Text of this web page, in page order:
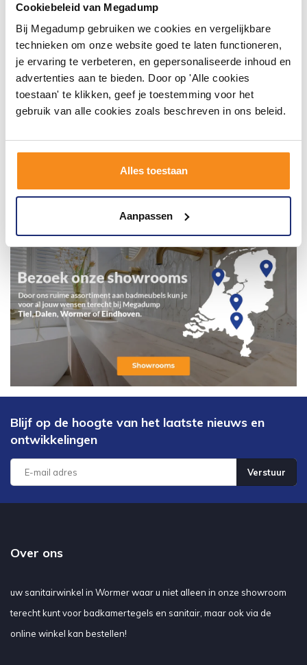
Cookiebeleid van Megadump
Bij Megadump gebruiken we cookies en vergelijkbare
technieken om onze website goed te laten functioneren,
je ervaring te verbeteren, en gepersonaliseerde inhoud en
advertenties aan te bieden. Door op 'Alle cookies
toestaan' te klikken, geef je toestemming voor het
gebruik van alle cookies zoals beschreven in ons beleid.
Alles toestaan
Aanpassen
badkamerstijlen. Doe je mee?
Blijf op de hoogte van het laatste nieuws en
ontwikkelingen
Verstuur
Over ons
uw sanitairwinkel in Wormer waar u niet alleen in onze showroom
terecht kunt voor badkamertegels en sanitair, maar ook via de
online winkel kan bestellen!